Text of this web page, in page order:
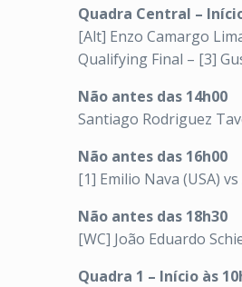
Quadra Central –
[Alt] Enzo Camargo
Qualifying Final – [3]
Não antes das 14h00
Santiago Rodriguez
Não antes das 16h00
[1] Emilio Nava (USA)
Não antes das 18h30
[WC] João Eduardo
Quadra 1 – Início às